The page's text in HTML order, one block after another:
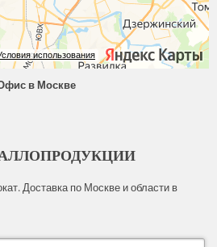
использования
в Москве
Доставка по Москве и области в